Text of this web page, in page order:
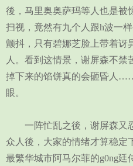
後，马里奥奥萨玛等人也是被
扫视，竟然有九个人跟h波一
颤抖，只有碧娜芝脸上带着讶
人。看到这情景，谢屏森不禁
掉下来的馅饼真的会砸昏人
眼。
一阵忙乱之後，谢屏森又
众人後，大家的情绪才算稳定
最繁华城市阿马尔菲的g0ng廷